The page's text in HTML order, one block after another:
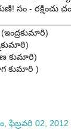
సం - రక్షించు
కుమారి)
కుమారి )
ఫిబ్రవరి 02, 2012